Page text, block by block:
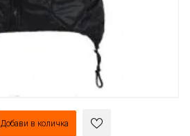
Добави в количка